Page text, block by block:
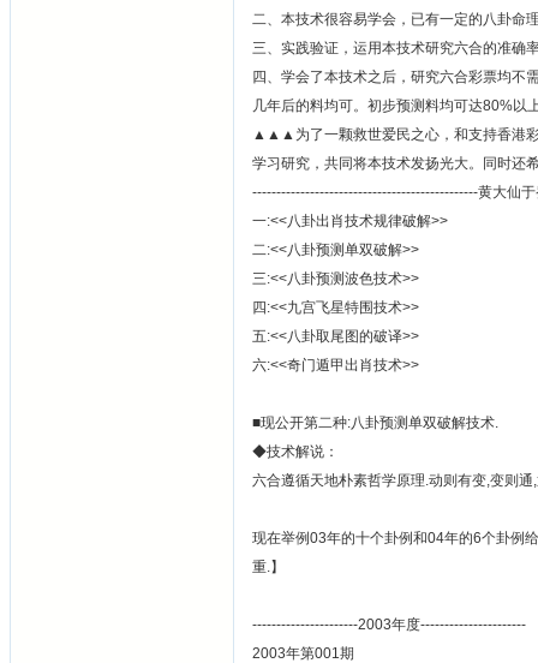
二、本技术很容易学会，已有一定的八卦命
三、实践验证，运用本技术研究六合的准确
四、学会了本技术之后，研究六合彩票均不
几年后的料均可。初步预测料均可达80%以
▲▲▲为了一颗救世爱民之心，和支持香港彩
学习研究，共同将本技术发扬光大。同时还
-----------------------------------------------黄大仙
一:<<八卦出肖技术规律破解>>
二:<<八卦预测单双破解>>
三:<<八卦预测波色技术>>
四:<<九宫飞星特围技术>>
五:<<八卦取尾图的破译>>
六:<<奇门遁甲出肖技术>>
■现公开第二种:八卦预测单双破解技术.
◆技术解说：
六合遵循天地朴素哲学原理.动则有变,变则
现在举例03年的十个卦例和04年的6个卦例
重.】
----------------------2003年度----------------------
2003年第001期